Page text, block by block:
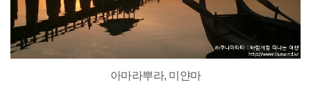
아마라뿌라, 미얀마